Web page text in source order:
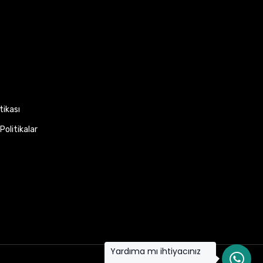
Yardıma mı ihtiyacınız